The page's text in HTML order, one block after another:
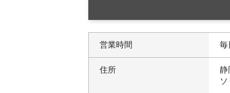
営業時間 毎
住所
静